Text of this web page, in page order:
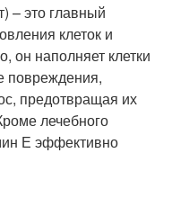
– это главный
клеток и
он наполняет клетки
повреждения,
предотвращая их
лечебного
Е эффективно